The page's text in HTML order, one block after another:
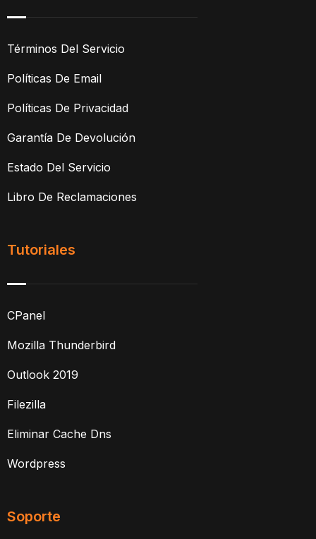
Términos Del Servicio
Políticas De Email
Políticas De Privacidad
Garantía De Devolución
Estado Del Servicio
Libro De Reclamaciones
Tutoriales
CPanel
Mozilla Thunderbird
Outlook 2019
Filezilla
Eliminar Cache Dns
Wordpress
Soporte